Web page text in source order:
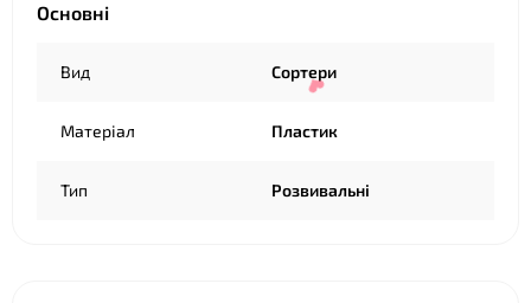
Основні
Вид Сортери
Матеріал Пластик
Тип Розвивальні